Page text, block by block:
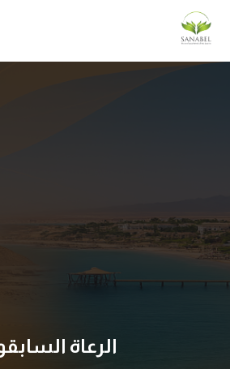
الرعاة